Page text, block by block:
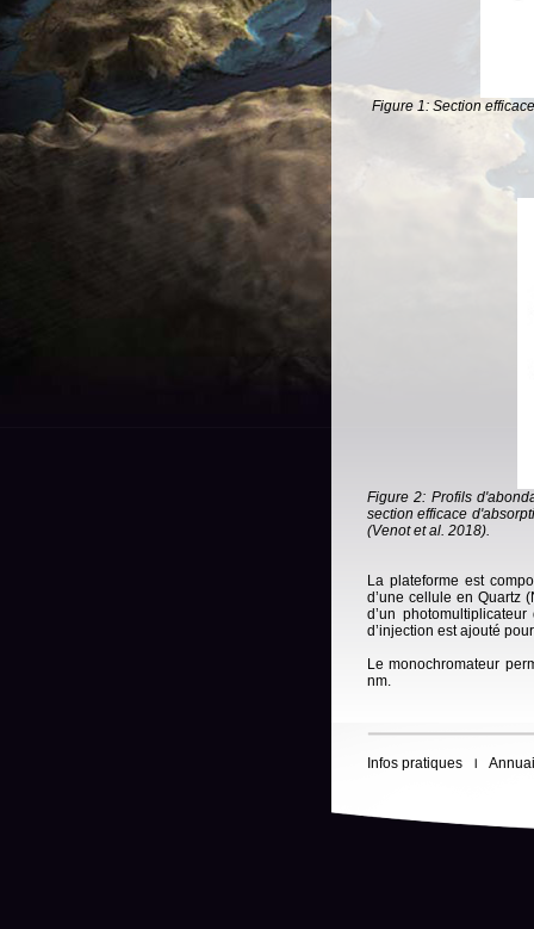
Figure 1: Section
Figure 2: Profils
section efficace
(Venot et al. 2018).
La plateforme est
d’une cellule en Quartz
d’un
d’injection est ajouté
Le monochromateur
nm.
Infos pratiques